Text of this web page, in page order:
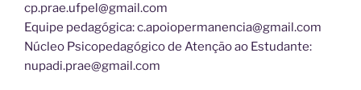
cp.prae.ufpel@gmail.com
Equipe pedagógica: c.apoiopermanencia@gmail.com
Núcleo Psicopedagógico de Atenção ao Estudante:
nupadi.prae@gmail.com